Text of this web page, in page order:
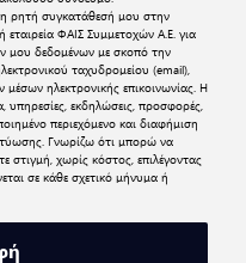
ρητή συγκατάθεσή μου στην
ΦΑΙΣ Συμμετοχών Α.Ε. για
μου δεδομένων με σκοπό την
ταχυδρομείου (email),
ηλεκτρονικής επικοινωνίας. Η
εκδηλώσεις, προσφορές,
περιεχόμενο και διαφήμιση
Γνωρίζω ότι μπορώ να
χωρίς κόστος, επιλέγοντας
σε κάθε σχετικό μήνυμα ή